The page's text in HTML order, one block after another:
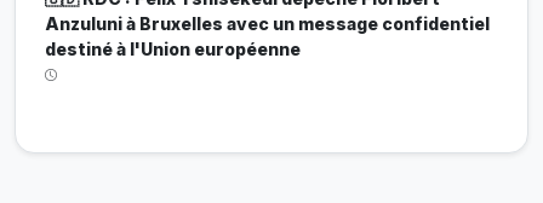
Anzuluni à Bruxelles avec un message confidentiel
destiné à l'Union européenne